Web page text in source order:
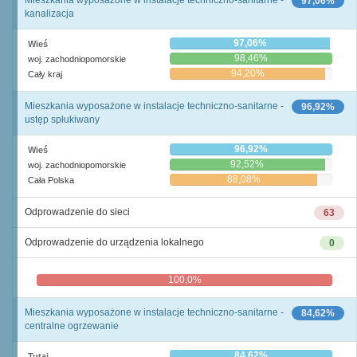
kanalizacja
Wieś 97,06%
woj. zachodniopomorskie 98,46%
Cały kraj 94,20%
96,92%
Mieszkania wyposażone w instalacje techniczno-sanitarne -
ustęp spłukiwany
Wieś 96,92%
woj. zachodniopomorskie 92,52%
Cała Polska 88,08%
63
Odprowadzenie do sieci
0
Odprowadzenie do urządzenia lokalnego
100,0%
84,62%
Mieszkania wyposażone w instalacje techniczno-sanitarne -
centralne ogrzewanie